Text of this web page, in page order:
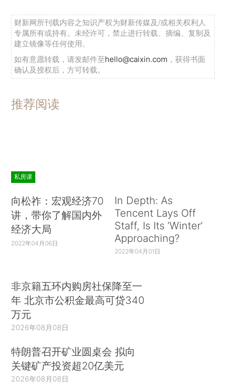
首先，在过去10年中，巴西政府把巴西石油公
司作为宏观经济政策的工具，使油价远低于国际市
场价格，以对抗通胀。这导致巴西石油公司遭受了
重大损失以及投资能力的减损。（*5.Edmar Luis
Fagundes de Almeida et al. ，Impactos da
Brasil e opes de mecanismos de
高管策划了一场大规模的投标操纵计划，为政界人
士提供了一笔竞选贿赂基金，同时为腐败的内部人
士提供了丰厚的报酬。（*6.What Is the Petrobras
Scandal that Is Engulfing Brazil?，FIN. TIMES，
Mar. 31，2016，https：//www. ft.
20多亿美元的直接腐败款项，（*7.Petrobras，
Annual Report on Form 20-F（2015），第30
页。）但分析人士估计，总损失远大于此。
的治理挑战，并考察了各国针对上市国有企业的治
理方法，着眼于在关注国有企业改革的国家中形成
财新网所刊载内容之知识产权为财新传媒及/或相关权利人
专属所有或持有。未经许可，禁止进行转载、摘编、复制及
建立镜像等任何使用。
如有意愿转载，请发邮件至hello@caixin.com ，获得书面
确认及授权后，方可转载。
推荐阅读
私房课
向松祚：宏观经济70
讲，带你了解国内外
经济大局
2022年04月06日
In Depth: As
Tencent Lays Off
Staff, Is Its ‘Winter’
Approaching?
2022年04月01日
非京籍五环内购房社保降至一
年 北京市公积金最高可贷340
万元
2026年08月08日
特朗普召开矿业圆桌会 拟向
关键矿产投资超20亿美元
2026年08月08日